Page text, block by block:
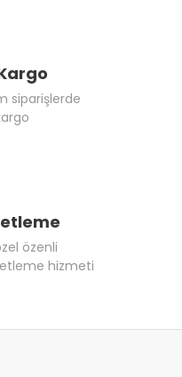
siparişlerde
özenli
hizmeti